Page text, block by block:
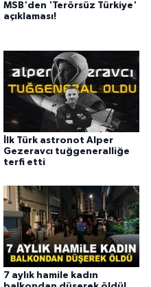
MSB'den 'Terörsüz Türkiye'
açıklaması!
İlk Türk astronot Alper
Gezeravcı tuğgeneralliğe
terfi etti
7 aylık hamile kadın